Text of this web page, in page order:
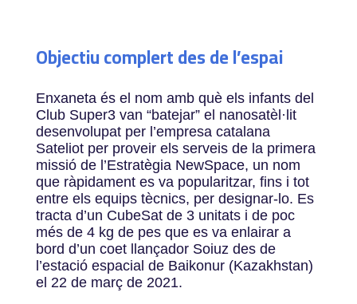
Objectiu complert des de l’espai
Enxaneta és el nom amb què els infants del
Club Super3 van “batejar” el nanosatèl·lit
desenvolupat per l’empresa catalana
Sateliot per proveir els serveis de la primera
missió de l’Estratègia NewSpace, un nom
que ràpidament es va popularitzar, fins i tot
entre els equips tècnics, per designar-lo. Es
tracta d’un CubeSat de 3 unitats i de poc
més de 4 kg de pes que es va enlairar a
bord d’un coet llançador Soiuz des de
l’estació espacial de Baikonur (Kazakhstan)
el 22 de març de 2021.